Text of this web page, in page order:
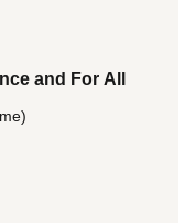
and For All